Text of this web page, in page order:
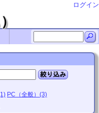
ログイン
いことがある
てるべき？
をコールするとエラー
のものは)
you
感謝！
コマンド実行 zetamatta
絞り込み
PC（全般）(3)